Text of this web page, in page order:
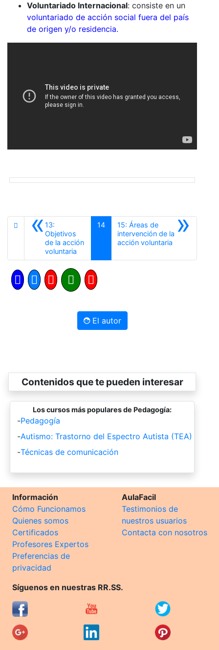
Voluntariado Internacional: consiste en un
voluntariado de acción social fuera del país
de origen y/o residencia.
«13:
Objetivos
de la acción
voluntaria
14 »
15: Áreas de
intervención de la
acción voluntaria
El autor
Contenidos que te pueden interesar
Los cursos más populares de Pedagogía:
-Pedagogía
-Autismo: Trastorno del Espectro Autista (TEA)
-Técnicas de comunicación
Información
Cómo Funcionamos
Quienes somos
Certificados
Profesores Expertos
Preferencias de
privacidad
AulaFacil
Testimonios de
nuestros usuarios
Contacta con nosotros
Síguenos en nuestras RR.SS.